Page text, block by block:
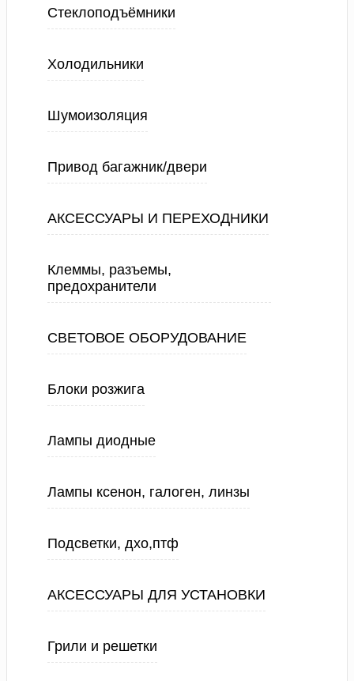
Стеклоподъёмники
Холодильники
Шумоизоляция
Привод багажник/двери
АКСЕССУАРЫ И ПЕРЕХОДНИКИ
Клеммы, разъемы,
предохранители
СВЕТОВОЕ ОБОРУДОВАНИЕ
Блоки розжига
Лампы диодные
Лампы ксенон, галоген, линзы
Подсветки, дхо,птф
АКСЕССУАРЫ ДЛЯ УСТАНОВКИ
Грили и решетки